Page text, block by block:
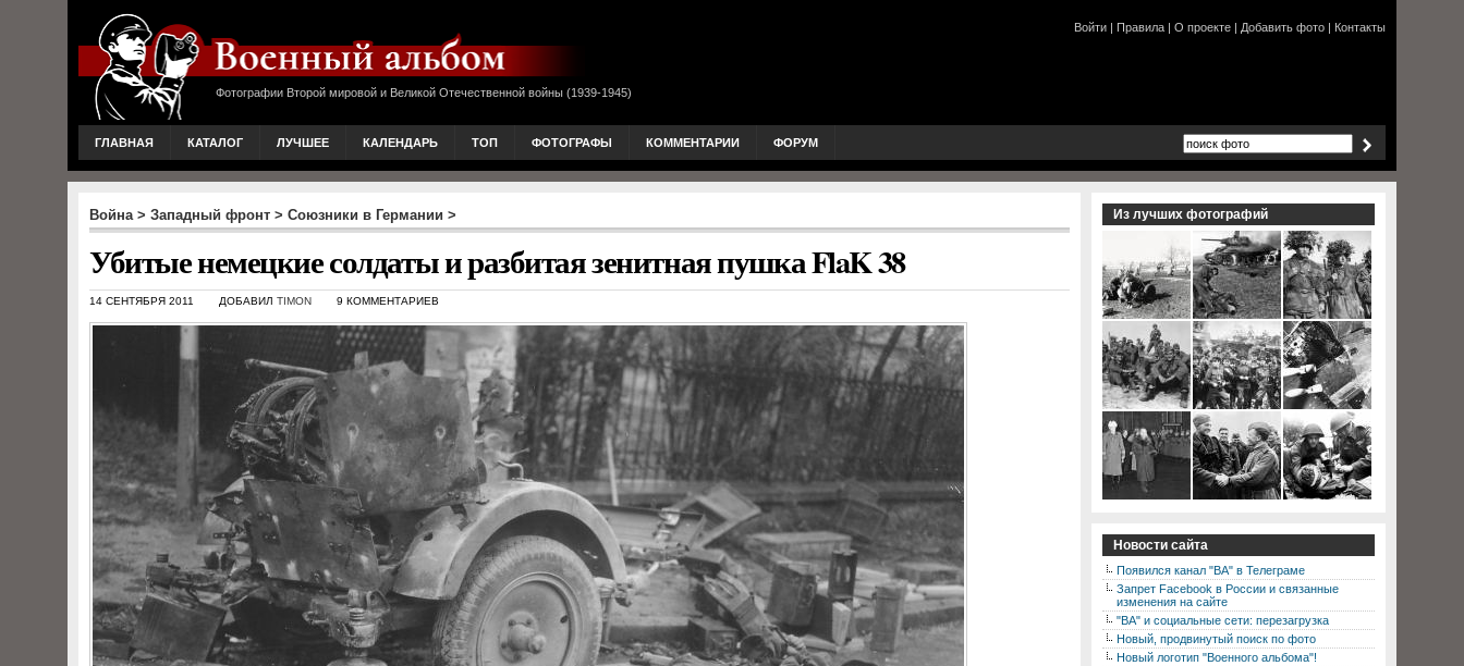
Фотографии Второй мировой и Великой Отечественной войны (1939-1945)
Войти | Правила | О проекте | Добавить фото | Контакты
ГЛАВНАЯ КАТАЛОГ ЛУЧШЕЕ КАЛЕНДАРЬ ТОП ФОТОГРАФЫ КОММЕНТАРИИ ФОРУМ
Война> Западный фронт > Союзники в Германии >
Убитые немецкие солдаты и разбитая зенитная пушка FlaK 38
14 СЕНТЯБРЯ 2011 ДОБАВИЛ TIMON 9 КОММЕНТАРИЕВ
Из лучших фотографий
Новости сайта
Появился канал "ВА" в Телеграме
Запрет Facebook в России и связанные
изменения на сайте
"ВА" и социальные сети: перезагрузка
Новый, продвинутый поиск по фото
Новый логотип "Военного альбома"!